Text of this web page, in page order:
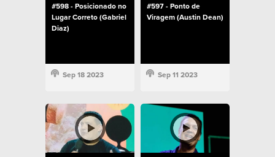
#598 - Posicionado no
Lugar Correto (Gabriel
Diaz)
Sep 18 2023
#597 - Ponto de
Viragem (Austin Dean)
Sep 11 2023